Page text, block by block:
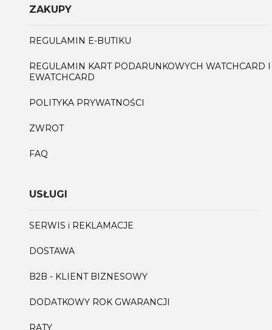
ZAKUPY
REGULAMIN E-BUTIKU
REGULAMIN KART PODARUNKOWYCH WATCHCARD I
EWATCHCARD
POLITYKA PRYWATNOŚCI
ZWROT
FAQ
USŁUGI
SERWIS i REKLAMACJE
DOSTAWA
B2B - KLIENT BIZNESOWY
DODATKOWY ROK GWARANCJI
RATY